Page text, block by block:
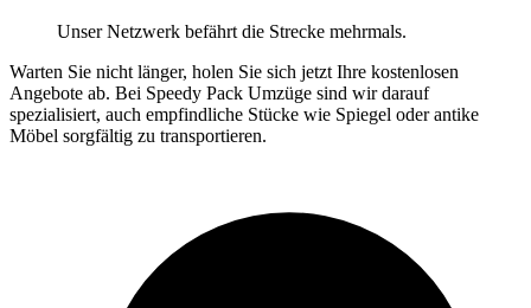
Unser Netzwerk befährt die Strecke mehrmals.
Warten Sie nicht länger, holen Sie sich jetzt Ihre kostenlosen
Angebote ab. Bei Speedy Pack Umzüge sind wir darauf
spezialisiert, auch empfindliche Stücke wie Spiegel oder antike
Möbel sorgfältig zu transportieren.